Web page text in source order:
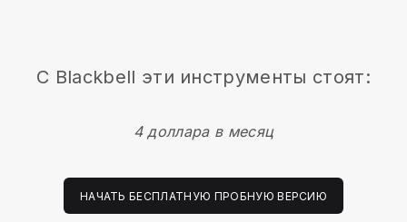
С Blackbell эти инструменты стоят:
4 доллара в месяц
НАЧАТЬ БЕСПЛАТНУЮ ПРОБНУЮ ВЕРСИЮ